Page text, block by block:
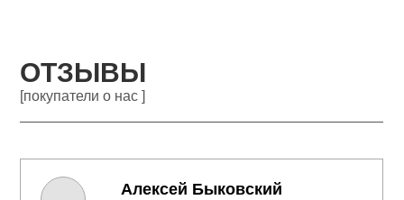
ОТЗЫВЫ
[покупатели о нас ]
Алексей Быковский